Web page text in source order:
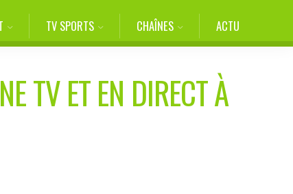
TV SPORTS CHAÎNES ACTU
TV ET EN DIRECT À